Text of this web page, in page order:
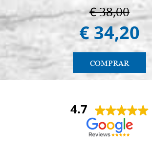
€ 38,00
€ 34,20
COMPRAR
4.7